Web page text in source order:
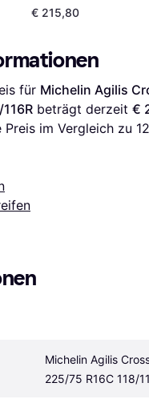
€ 215,80
für Michelin Agilis
beträgt derzeit €
im Vergleich zu 12
Michelin Agilis
225/75 R16C 118/